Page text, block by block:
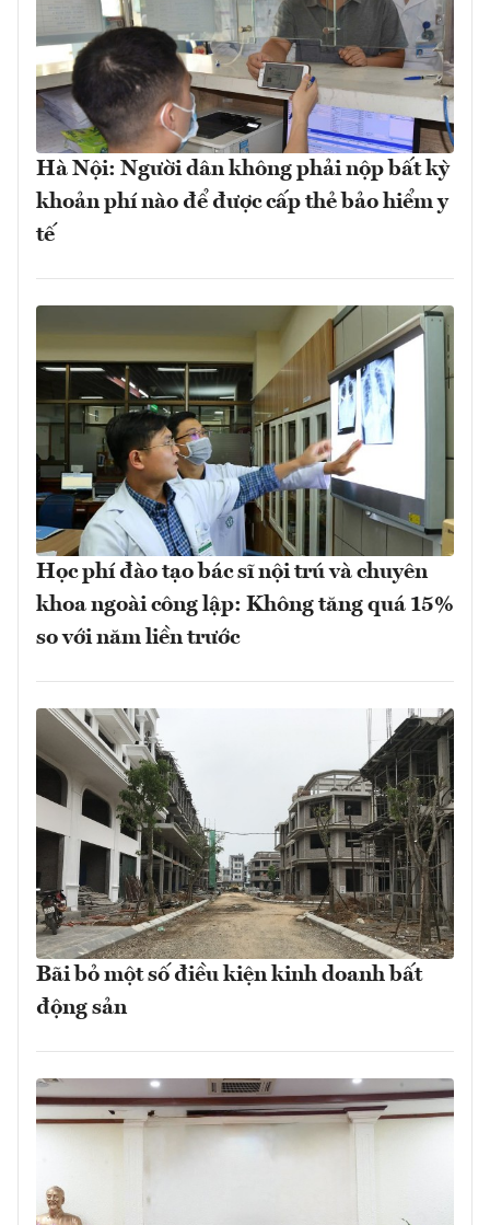
Hà Nội: Người dân không phải nộp bất kỳ
khoản phí nào để được cấp thẻ bảo hiểm y
tế
Học phí đào tạo bác sĩ nội trú và chuyên
khoa ngoài công lập: Không tăng quá 15%
so với năm liền trước
Bãi bỏ một số điều kiện kinh doanh bất
động sản